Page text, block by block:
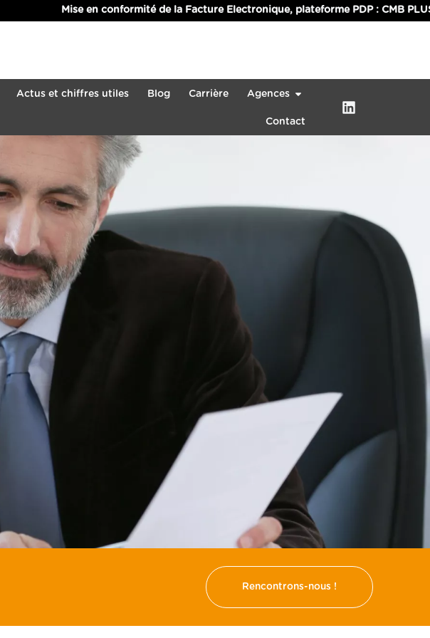
Mise en conformité de la Facture Electronique, plateforme PDP : CMB PLUS s’occupe
Actus et chiffres utiles Blog Carrière Agences
Contact
Rencontrons-nous !